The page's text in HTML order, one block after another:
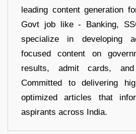
leading content generation
Govt job like - Banking,
specialize in developing
focused content on
results, admit cards,
Committed to delivering
optimized articles that
aspirants across India.